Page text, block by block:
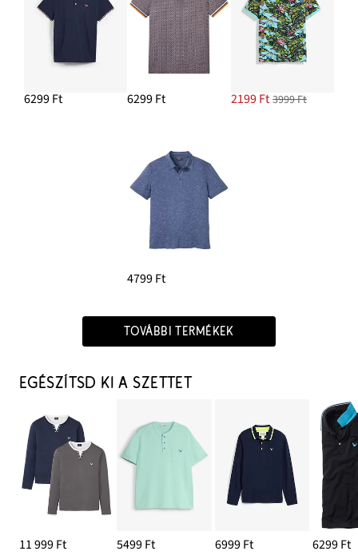
6299 Ft 6299 Ft 2199 Ft 3999 Ft
4799 Ft
TOVÁBBI TERMÉKEK
EGÉSZÍTSD KI A SZETTET
11 999 Ft 5499 Ft 6999 Ft 6299 Ft